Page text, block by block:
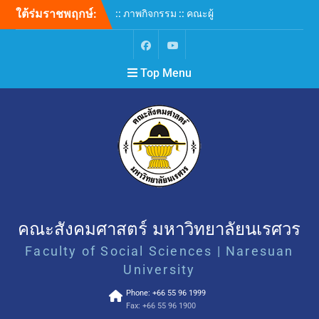
ใต้ร่มราชพฤกษ์:
:: ภาพกิจกรรม :: คณะผู้
บริหารคณะสังคมศาสตร์
ร่วมต้อนรับและหารือ
แนวทางความร่วมมือทาง
วิชาการ เพื่อยกระดับการ
พัฒนาหลักสูตรร่วมระหว่าง
พลเรือนและทหาร
:: ภาพกิจกรรม :: คณะ
สังคมศาสตร์ ม.นเรศวร ร่วม
เปิดโลกการเรียนรู้ในงาน NU
Explore 2026 ชวนค้นหาตัว
ตน สู่เส้นทางอาชีพในอนาคต
รัฐประศาสนศาสตร์ คณะ
สังคมศาสตร์ มหาวิทยาลัย
นเรศวร จัดโครงการเตรียม
ความพร้อมสหกิจศึกษา เสริม
การทำงานอย่างมืออาชีพ
Top Menu
คณะสังคมศาสตร์ มหาวิทยาลัยนเรศวร
Faculty of Social Sciences | Naresuan
University
Phone: +66 55 96 1999
Fax: +66 55 96 1900